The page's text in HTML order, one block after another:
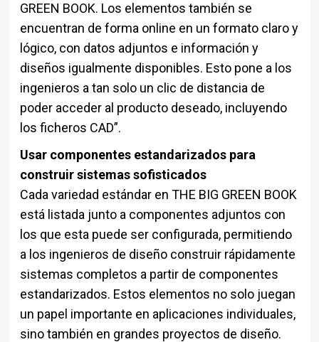
GREEN BOOK. Los elementos también se
encuentran de forma online en un formato claro y
lógico, con datos adjuntos e información y
diseños igualmente disponibles. Esto pone a los
ingenieros a tan solo un clic de distancia de
poder acceder al producto deseado, incluyendo
los ficheros CAD”.
Usar componentes estandarizados para
construir sistemas sofisticados
Cada variedad estándar en THE BIG GREEN BOOK
está listada junto a componentes adjuntos con
los que esta puede ser configurada, permitiendo
a los ingenieros de diseño construir rápidamente
sistemas completos a partir de componentes
estandarizados. Estos elementos no solo juegan
un papel importante en aplicaciones individuales,
sino también en grandes proyectos de diseño.